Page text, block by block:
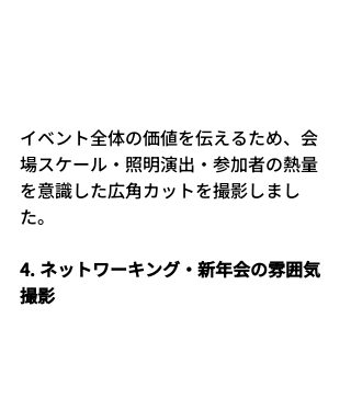
イベント全体の価値を伝えるため、会
場スケール・照明演出・参加者の熱量
を意識した広角カットを撮影しまし
た。
4. ネットワーキング・新年会の雰囲気
撮影